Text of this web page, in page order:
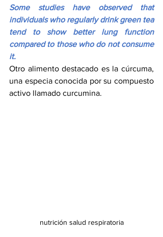
Some studies have observed that
individuals who regularly drink green tea
tend to show better lung function
compared to those who do not consume
it.
Otro alimento destacado es la cúrcuma,
una especia conocida por su compuesto
activo llamado curcumina.
nutrición salud respiratoria